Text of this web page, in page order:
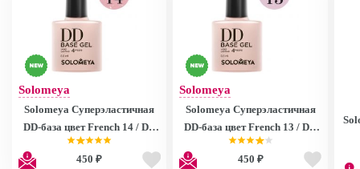
Solomeya
Solomeya Суперэластичная
DD-база цвет French 14 / DD
BASE GEL (на основе нано-
каучукового материала)
450 ₽
Solomeya
Solomeya Суперэластичная
DD-база цвет French 13 / DD
BASE GEL (на основе нано-
каучукового материала)
450 ₽